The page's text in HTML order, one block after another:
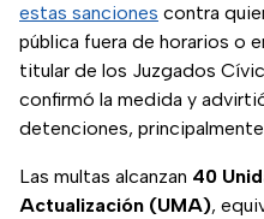
estas sanciones contra
pública fuera de horarios o
titular de los Juzgados
confirmó la medida y
detenciones,
Las multas alcanzan 40
Actualización (UMA),